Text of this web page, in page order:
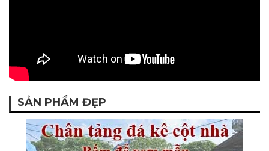
SẢN PHẨM ĐẸP